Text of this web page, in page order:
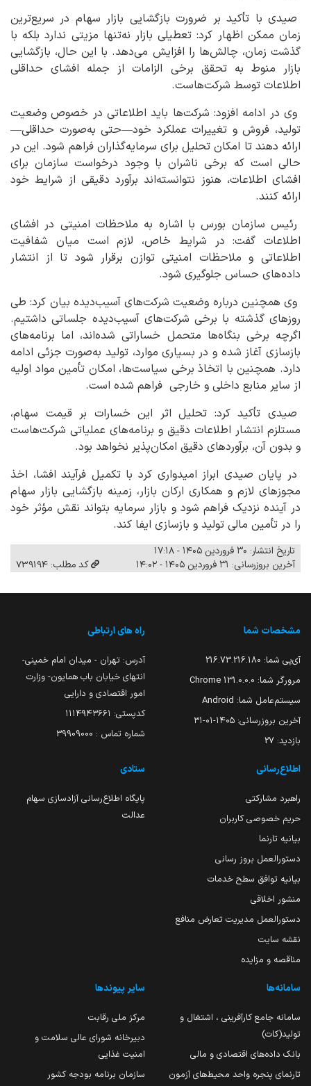
صیدی با تأکید بر ضرورت بازگشایی بازار سهام در سریع‌ترین
زمان ممکن اظهار کرد: تعطیلی بازار نه‌تنها مزیتی ندارد بلکه با
گذشت زمان، چالش‌ها را افزایش می‌دهد. با این حال، بازگشایی
بازار منوط به تحقق برخی الزامات از جمله افشای حداقلی
اطلاعات توسط شرکت‌هاست.
وی در ادامه افزود: شرکت‌ها باید اطلاعاتی در خصوص وضعیت
تولید، فروش و تغییرات عملکرد خود—حتی به‌صورت حداقلی—
ارائه دهند تا امکان تحلیل برای سرمایه‌گذاران فراهم شود. این در
حالی است که برخی ناشران با وجود درخواست سازمان برای
افشای اطلاعات، هنوز نتوانسته‌اند برآورد دقیقی از شرایط خود
ارائه کنند.
رئیس سازمان بورس با اشاره به ملاحظات امنیتی در افشای
اطلاعات گفت: در شرایط خاص، لازم است میان شفافیت
اطلاعاتی و ملاحظات امنیتی توازن برقرار شود تا از انتشار
داده‌های حساس جلوگیری شود.
وی همچنین درباره وضعیت شرکت‌های آسیب‌دیده بیان کرد: طی
روزهای گذشته با برخی شرکت‌های آسیب‌دیده جلساتی داشتیم.
اگرچه برخی بنگاه‌ها متحمل خساراتی شده‌اند، اما برنامه‌های
بازسازی آغاز شده و در بسیاری موارد، تولید به‌صورت جزئی ادامه
دارد. همچنین با اتخاذ برخی سیاست‌ها، امکان تأمین مواد اولیه
از سایر منابع داخلی و خارجی فراهم شده است.
صیدی تأکید کرد: تحلیل اثر این خسارات بر قیمت سهام،
مستلزم انتشار اطلاعات دقیق و برنامه‌های عملیاتی شرکت‌هاست
و بدون آن، برآوردهای دقیق امکان‌پذیر نخواهد بود.
در پایان صیدی ابراز امیدواری کرد با تکمیل فرآیند افشا، اخذ
مجوزهای لازم و همکاری ارکان بازار، زمینه بازگشایی بازار سهام
در آینده نزدیک فراهم شود و بازار سرمایه بتواند نقش مؤثر خود
را در تأمین مالی تولید و بازسازی ایفا کند.
تاریخ انتشار: ۳۰ فروردین ۱۴۰۵ - ۱۷:۱۸
آخرین بروزرسانی: ۳۱ فروردین ۱۴۰۵ - ۱۴:۰۲
کد مطلب: 739194
مشخصات شما
آی‌پی شما: 216.73.216.180
مرورگر شما: 131.0.0.0 Chrome
سیستم‌عامل شما: Android
آخرین بروزرسانی: ۱۴۰۵-۰۱-۳۱
بازدید: 27
راه های ارتباطی
آدرس: تهران - میدان امام خمینی-
انتهای خیابان باب همایون- وزارت
امور اقتصادی و دارایی
کدپستی: ۱۱۱۴۹۴۳۶۶۱
شماره تماس : 39909000
اطلاع‌رسانی
راهبرد مشارکتی
حریم خصوصی کاربران
بیانیه تارنما
دستورالعمل بروز رسانی
بیانیه توافق سطح خدمات
منشور اخلاقی
دستورالعمل مدیریت تعارض منافع
نقشه سایت
مناقصه و مزایده
ستادی
پایگاه اطلاع‌رسانی آزادسازی سهام
عدالت
سامانه‌ها
سامانه جامع کارآفرینی ، اشتغال و
تولید(کات)
بانک داده‌های اقتصادی و مالی
تارنمای پنجره واحد محیط‌های آزمون
سایر پیوندها
مرکز ملی رقابت
دبیرخانه شورای عالی سلامت و
امنیت غذایی
سازمان برنامه بودجه کشور